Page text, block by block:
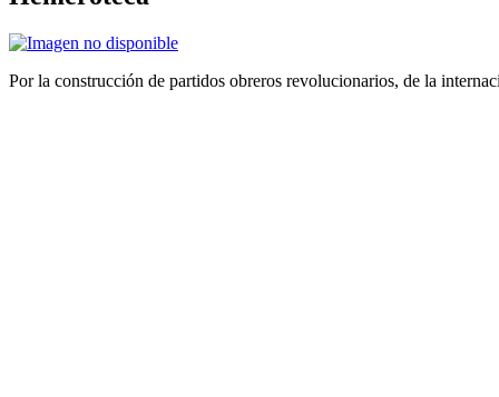
Por la construcción de partidos obreros revolucionarios, de la